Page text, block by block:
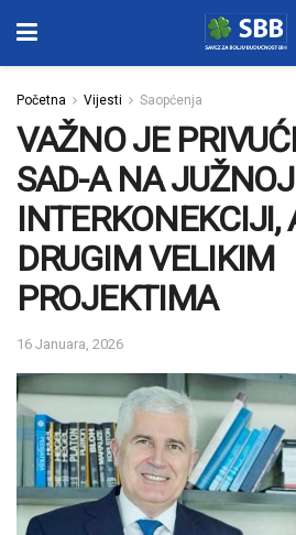
Početna Vijesti Saopćenja
VAŽNO JE
SAD-A NA JUŽNOJ
INTERKONEKCIJI,
DRUGIM VELIKIM
PROJEKTIMA
16 Januara, 2026